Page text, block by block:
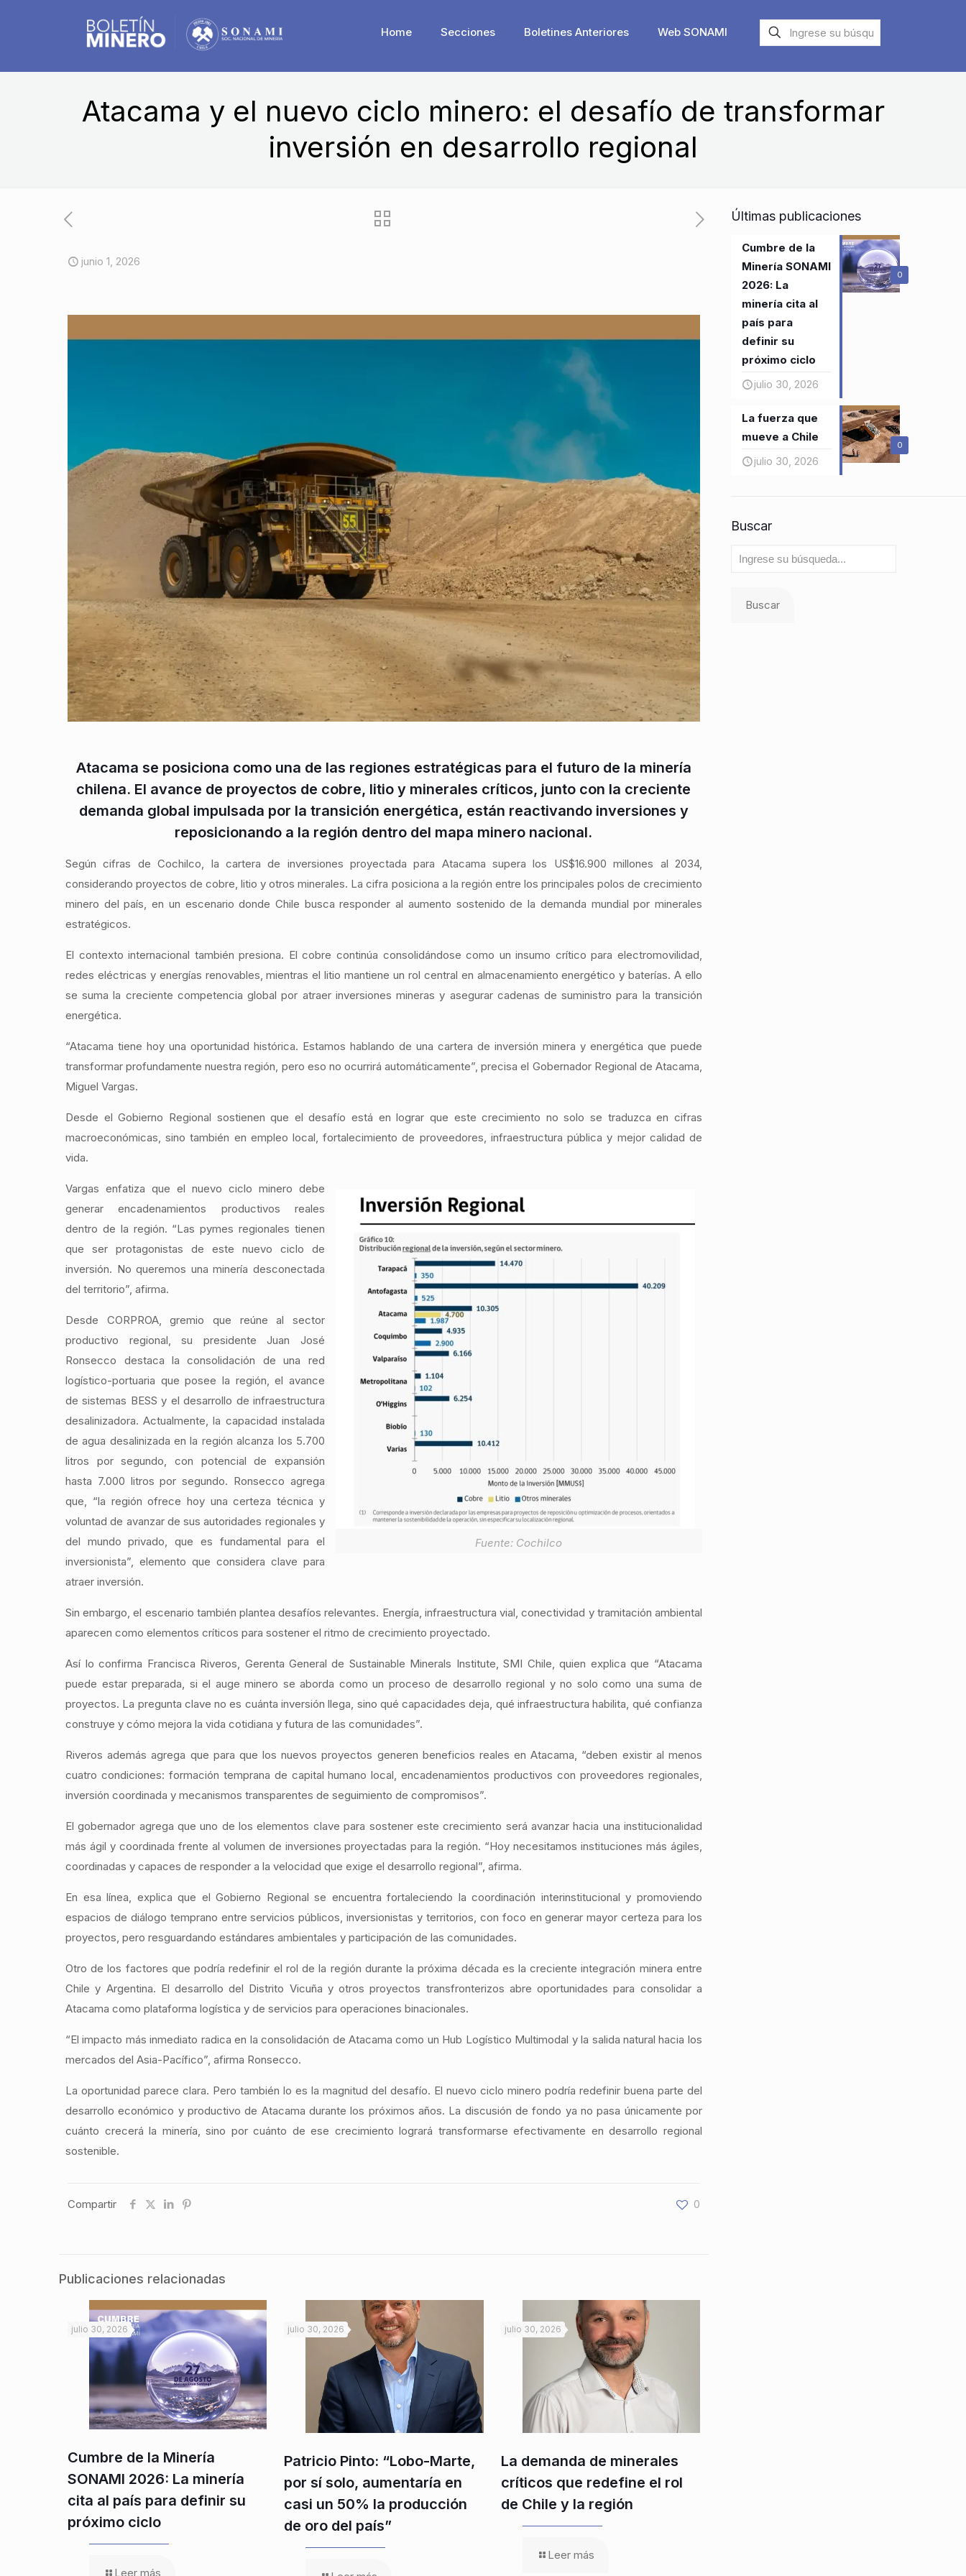
Home Secciones Boletines Anteriores Web SONAMI
Atacama y el nuevo ciclo minero: el desafío de transformar
inversión en desarrollo regional
junio 1, 2026
Atacama se posiciona como una de las regiones estratégicas para el futuro de la minería
chilena. El avance de proyectos de cobre, litio y minerales críticos, junto con la creciente
demanda global impulsada por la transición energética, están reactivando inversiones y
reposicionando a la región dentro del mapa minero nacional.
Según cifras de Cochilco, la cartera de inversiones proyectada para Atacama supera los US$16.900 millones al 2034,
considerando proyectos de cobre, litio y otros minerales. La cifra posiciona a la región entre los principales polos de crecimiento
minero del país, en un escenario donde Chile busca responder al aumento sostenido de la demanda mundial por minerales
estratégicos.
El contexto internacional también presiona. El cobre continúa consolidándose como un insumo crítico para electromovilidad,
redes eléctricas y energías renovables, mientras el litio mantiene un rol central en almacenamiento energético y baterías. A ello
se suma la creciente competencia global por atraer inversiones mineras y asegurar cadenas de suministro para la transición
energética.
“Atacama tiene hoy una oportunidad histórica. Estamos hablando de una cartera de inversión minera y energética que puede
transformar profundamente nuestra región, pero eso no ocurrirá automáticamente”, precisa el Gobernador Regional de Atacama,
Miguel Vargas.
Desde el Gobierno Regional sostienen que el desafío está en lograr que este crecimiento no solo se traduzca en cifras
macroeconómicas, sino también en empleo local, fortalecimiento de proveedores, infraestructura pública y mejor calidad de
vida.
Fuente: Cochilco
Vargas enfatiza que el nuevo ciclo minero debe
generar encadenamientos productivos reales
dentro de la región. “Las pymes regionales tienen
que ser protagonistas de este nuevo ciclo de
inversión. No queremos una minería desconectada
del territorio”, afirma.
Desde CORPROA, gremio que reúne al sector
productivo regional, su presidente Juan José
Ronsecco destaca la consolidación de una red
logístico-portuaria que posee la región, el avance
de sistemas BESS y el desarrollo de infraestructura
desalinizadora. Actualmente, la capacidad instalada
de agua desalinizada en la región alcanza los 5.700
litros por segundo, con potencial de expansión
hasta 7.000 litros por segundo. Ronsecco agrega
que, “la región ofrece hoy una certeza técnica y
voluntad de avanzar de sus autoridades regionales y
del mundo privado, que es fundamental para el
inversionista”, elemento que considera clave para
atraer inversión.
Sin embargo, el escenario también plantea desafíos relevantes. Energía, infraestructura vial, conectividad y tramitación ambiental
aparecen como elementos críticos para sostener el ritmo de crecimiento proyectado.
Así lo confirma Francisca Riveros, Gerenta General de Sustainable Minerals Institute, SMI Chile, quien explica que “Atacama
puede estar preparada, si el auge minero se aborda como un proceso de desarrollo regional y no solo como una suma de
proyectos. La pregunta clave no es cuánta inversión llega, sino qué capacidades deja, qué infraestructura habilita, qué confianza
construye y cómo mejora la vida cotidiana y futura de las comunidades”.
Riveros además agrega que para que los nuevos proyectos generen beneficios reales en Atacama, “deben existir al menos
cuatro condiciones: formación temprana de capital humano local, encadenamientos productivos con proveedores regionales,
inversión coordinada y mecanismos transparentes de seguimiento de compromisos”.
El gobernador agrega que uno de los elementos clave para sostener este crecimiento será avanzar hacia una institucionalidad
más ágil y coordinada frente al volumen de inversiones proyectadas para la región. “Hoy necesitamos instituciones más ágiles,
coordinadas y capaces de responder a la velocidad que exige el desarrollo regional”, afirma.
En esa línea, explica que el Gobierno Regional se encuentra fortaleciendo la coordinación interinstitucional y promoviendo
espacios de diálogo temprano entre servicios públicos, inversionistas y territorios, con foco en generar mayor certeza para los
proyectos, pero resguardando estándares ambientales y participación de las comunidades.
Otro de los factores que podría redefinir el rol de la región durante la próxima década es la creciente integración minera entre
Chile y Argentina. El desarrollo del Distrito Vicuña y otros proyectos transfronterizos abre oportunidades para consolidar a
Atacama como plataforma logística y de servicios para operaciones binacionales.
“El impacto más inmediato radica en la consolidación de Atacama como un Hub Logístico Multimodal y la salida natural hacia los
mercados del Asia-Pacífico”, afirma Ronsecco.
La oportunidad parece clara. Pero también lo es la magnitud del desafío. El nuevo ciclo minero podría redefinir buena parte del
desarrollo económico y productivo de Atacama durante los próximos años. La discusión de fondo ya no pasa únicamente por
cuánto crecerá la minería, sino por cuánto de ese crecimiento logrará transformarse efectivamente en desarrollo regional
sostenible.
Compartir 0
Publicaciones relacionadas
julio 30, 2026
Cumbre de la Minería
SONAMI 2026: La minería
cita al país para definir su
próximo ciclo
Leer más
julio 30, 2026
Patricio Pinto: “Lobo-Marte,
por sí solo, aumentaría en
casi un 50% la producción
de oro del país”
julio 30, 2026
La demanda de minerales
críticos que redefine el rol
de Chile y la región
Leer más
Últimas publicaciones
0
Cumbre de la
Minería SONAMI
2026: La
minería cita al
país para
definir su
próximo ciclo
julio 30, 2026
0
La fuerza que
mueve a Chile
julio 30, 2026
Buscar
Buscar